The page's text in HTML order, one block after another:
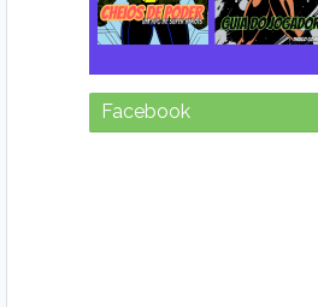
Facebook